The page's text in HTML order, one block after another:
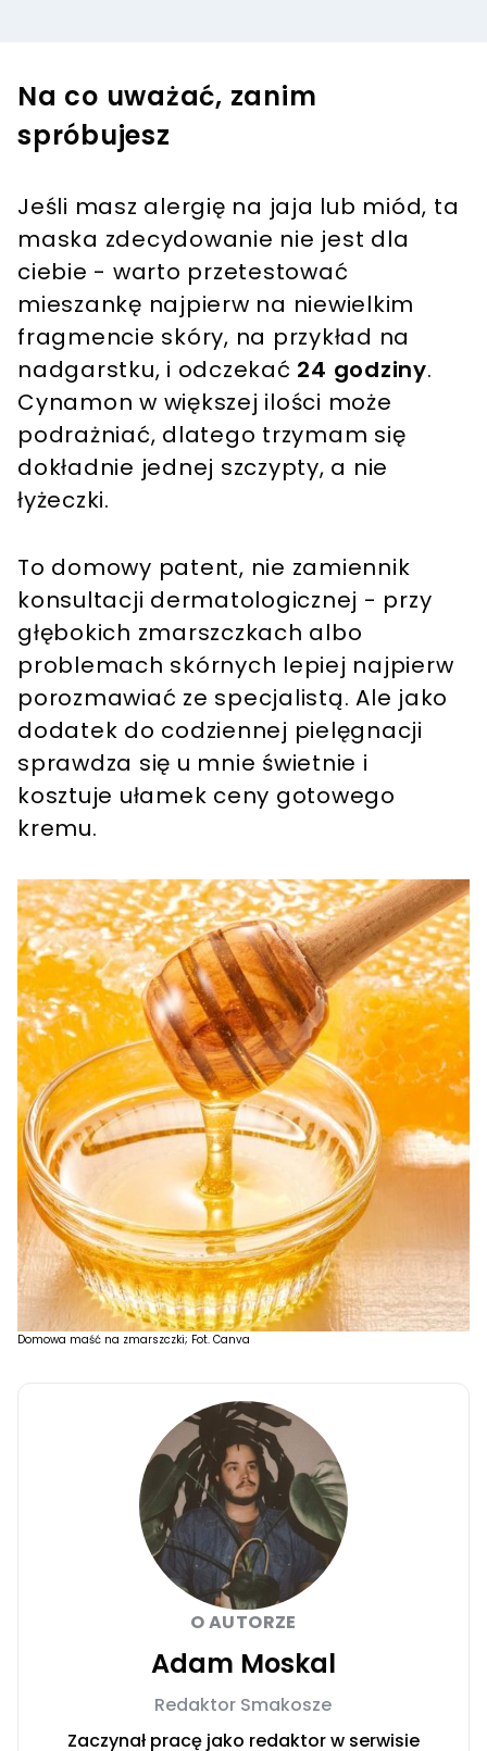
Na co uważać, zanim
spróbujesz
Jeśli masz alergię na jaja lub miód, ta
maska zdecydowanie nie jest dla
ciebie - warto przetestować
mieszankę najpierw na niewielkim
fragmencie skóry, na przykład na
nadgarstku, i odczekać 24 godziny.
Cynamon w większej ilości może
podrażniać, dlatego trzymam się
dokładnie jednej szczypty, a nie
łyżeczki.
To domowy patent, nie zamiennik
konsultacji dermatologicznej - przy
głębokich zmarszczkach albo
problemach skórnych lepiej najpierw
porozmawiać ze specjalistą. Ale jako
dodatek do codziennej pielęgnacji
sprawdza się u mnie świetnie i
kosztuje ułamek ceny gotowego
kremu.
Domowa maść na zmarszczki; Fot. Canva
O AUTORZE
Adam Moskal
Redaktor Smakosze
Zaczynał pracę jako redaktor w serwisie